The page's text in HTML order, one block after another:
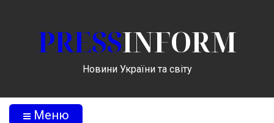
PRESSINFORM
Новини України та світу
Меню